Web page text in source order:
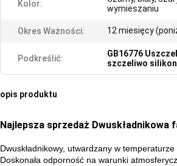
Kolor:
wymieszaniu
Okres Ważności: 12 miesięcy
Podkreślić: GB16776
szczeliwo
opis produktu
Najlepsza sprzedaż
Dwuskładnikowy, utwardzany w
Doskonała odporność na warunki